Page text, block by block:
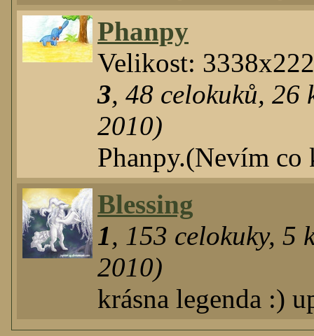
Phanpy
Velikost:
3,48 celokuků,26
2010)
Phanpy.(Nevím co
Blessing
1, 153 celokuky,5
2010)
krásna legenda :)